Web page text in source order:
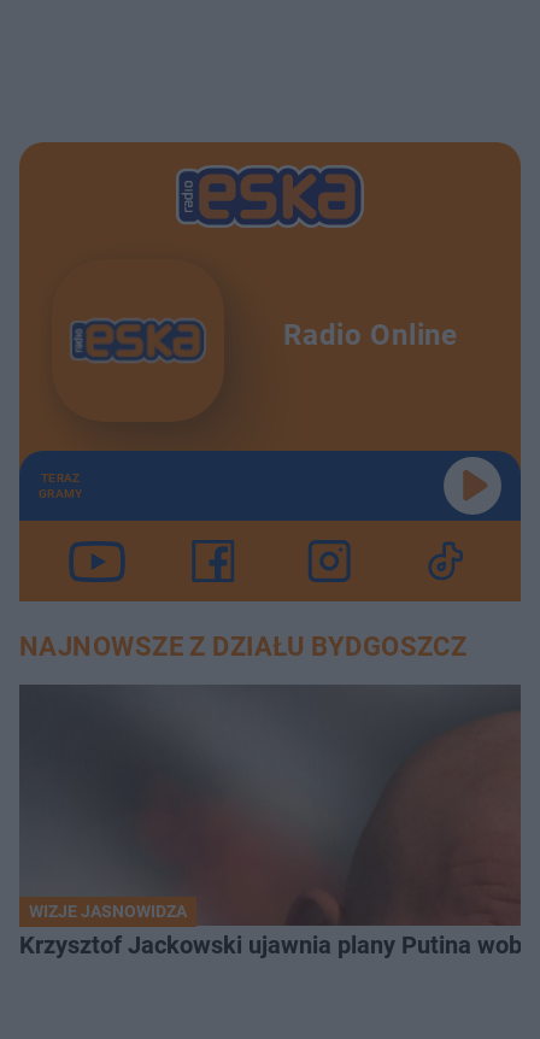
Radio Online
TERAZ
GRAMY
NAJNOWSZE Z DZIAŁU BYDGOSZCZ
WIZJE JASNOWIDZA
Krzysztof Jackowski ujawnia plany Putina